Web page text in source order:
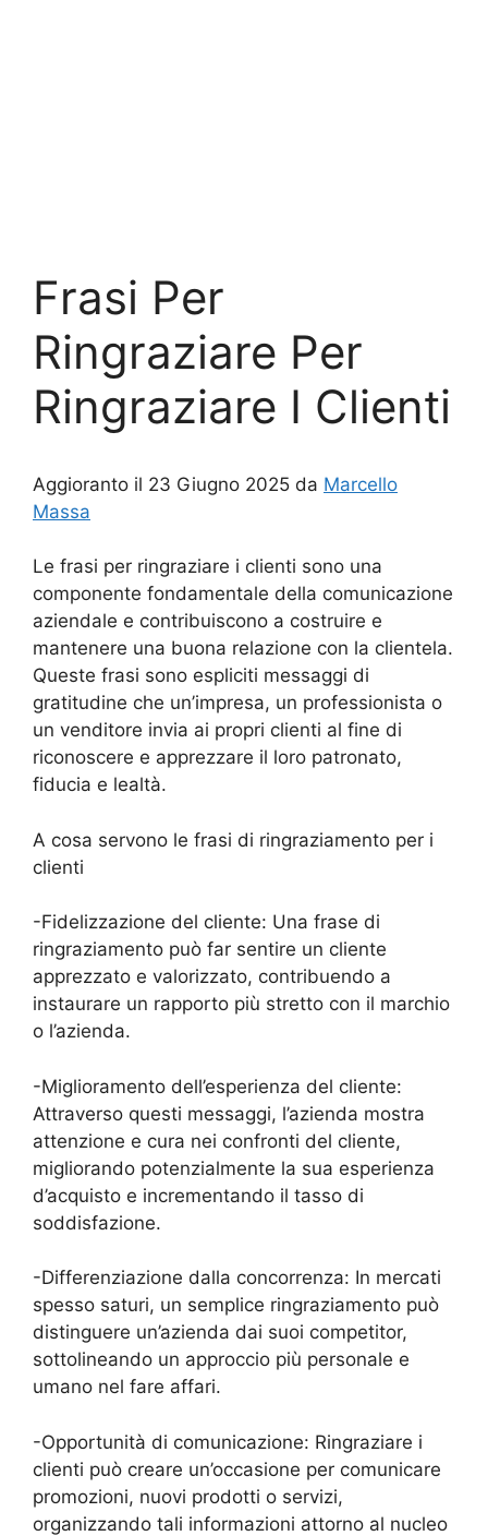
Frasi Per
Ringraziare Per
Ringraziare I Clienti
Aggioranto il 23 Giugno 2025 da Marcello
Massa
Le frasi per ringraziare i clienti sono una
componente fondamentale della comunicazione
aziendale e contribuiscono a costruire e
mantenere una buona relazione con la clientela.
Queste frasi sono espliciti messaggi di
gratitudine che un’impresa, un professionista o
un venditore invia ai propri clienti al fine di
riconoscere e apprezzare il loro patronato,
fiducia e lealtà.
A cosa servono le frasi di ringraziamento per i
clienti
-Fidelizzazione del cliente: Una frase di
ringraziamento può far sentire un cliente
apprezzato e valorizzato, contribuendo a
instaurare un rapporto più stretto con il marchio
o l’azienda.
-Miglioramento dell’esperienza del cliente:
Attraverso questi messaggi, l’azienda mostra
attenzione e cura nei confronti del cliente,
migliorando potenzialmente la sua esperienza
d’acquisto e incrementando il tasso di
soddisfazione.
-Differenziazione dalla concorrenza: In mercati
spesso saturi, un semplice ringraziamento può
distinguere un’azienda dai suoi competitor,
sottolineando un approccio più personale e
umano nel fare affari.
-Opportunità di comunicazione: Ringraziare i
clienti può creare un’occasione per comunicare
promozioni, nuovi prodotti o servizi,
organizzando tali informazioni attorno al nucleo